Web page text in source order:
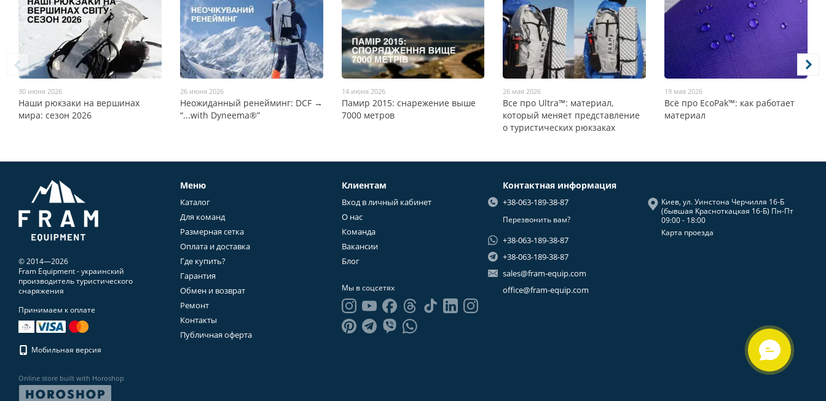
30 июня 2026
Наши рюкзаки на вершинах
мира: сезон 2026
26 июня 2026
Неожиданный ренейминг: DCF →
“...with Dyneema®”
14 июня 2026
Памир 2015: снарежение выше
7000 метров
26 мая 2026
Все про Ultra™: материал,
который меняет представление
о туристических рюкзаках
19 мая 2026
Всё про EcoPak™: как работает
материал
© 2014—2026
Fram Equipment - украинский
производитель туристического
снаряжения
Принимаем к оплате
Мобильная версия
Online store built with Horoshop
Меню
Каталог
Для команд
Размерная сетка
Оплата и доставка
Где купить?
Гарантия
Обмен и возврат
Ремонт
Контакты
Публичная оферта
Клиентам
Вход в личный кабинет
О нас
Команда
Вакансии
Блог
Мы в соцсетях
Контактная информация
+38-063-189-38-87
Перезвонить вам?
+38-063-189-38-87
+38-063-189-38-87
sales@fram-equip.com
office@fram-equip.com
Киев, ул. Уинстона Черчилля 16-Б
(бывшая Красноткацкая 16-Б) Пн-Пт
09:00 - 18:00
Карта проезда